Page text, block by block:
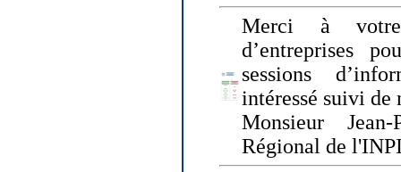
Merci à
d’entreprises
sessions
intéressé suivi de
Monsieur
Régional de